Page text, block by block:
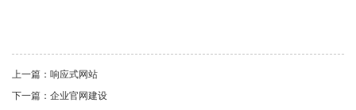
上一篇：响应式网站
下一篇：企业官网建设